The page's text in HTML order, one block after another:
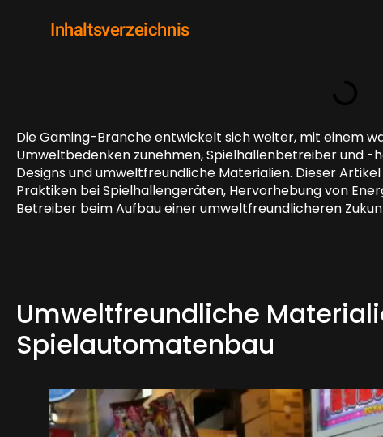
Inhaltsverzeichnis
Die Gaming-Branche entwickelt sich weiter, mit einem
Umweltbedenken zunehmen, Spielhallenbetreiber und
Designs und umweltfreundliche Materialien. Dieser
Praktiken bei Spielhallengeräten, Hervorhebung von
Betreiber beim Aufbau einer umweltfreundlicheren
Umweltfreundliche
Spielautomatenbau